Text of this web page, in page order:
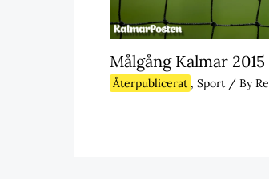
Målgång Kalmar 2015
Återpublicerat , Sport / By